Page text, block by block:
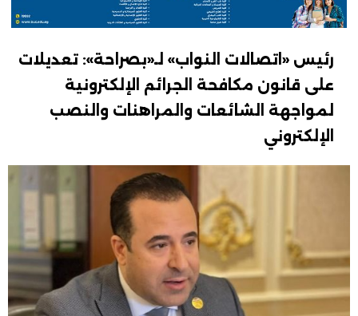
رئيس «اتصالات النواب» لـ«بصراحة»: تعديلات
على قانون مكافحة الجرائم الإلكترونية
لمواجهة الشائعات والمراهنات والنصب
الإلكتروني